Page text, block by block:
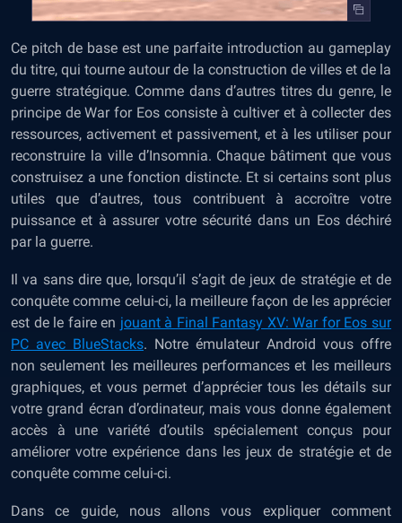
Ce pitch de base est une parfaite introduction au gameplay
du titre, qui tourne autour de la construction de villes et de la
guerre stratégique. Comme dans d’autres titres du genre, le
principe de War for Eos consiste à cultiver et à collecter des
ressources, activement et passivement, et à les utiliser pour
reconstruire la ville d’Insomnia. Chaque bâtiment que vous
construisez a une fonction distincte. Et si certains sont plus
utiles que d’autres, tous contribuent à accroître votre
puissance et à assurer votre sécurité dans un Eos déchiré
par la guerre.
Il va sans dire que, lorsqu’il s’agit de jeux de stratégie et de
conquête comme celui-ci, la meilleure façon de les apprécier
est de le faire en jouant à Final Fantasy XV: War for Eos sur
PC avec BlueStacks. Notre émulateur Android vous offre
non seulement les meilleures performances et les meilleurs
graphiques, et vous permet d’apprécier tous les détails sur
votre grand écran d’ordinateur, mais vous donne également
accès à une variété d’outils spécialement conçus pour
améliorer votre expérience dans les jeux de stratégie et de
conquête comme celui-ci.
Dans ce guide, nous allons vous expliquer comment